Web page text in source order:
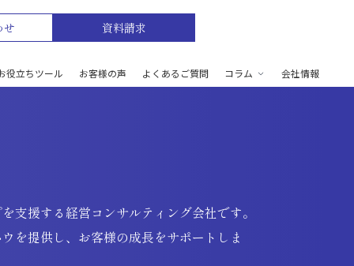
せ 資料請求
役立ちツール お客様の声 よくあるご質問 コラム 会社情報
支援する経営コンサルティング会社です。
を提供し、お客様の成長をサポートしま